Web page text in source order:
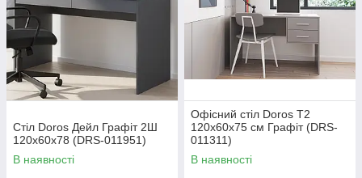
Стіл Doros Дейл Графіт 2Ш
120х60х78 (DRS-011951)
В наявності
Офісний стіл Doros Т2
120х60х75 см Графіт (DRS-
011311)
В наявності